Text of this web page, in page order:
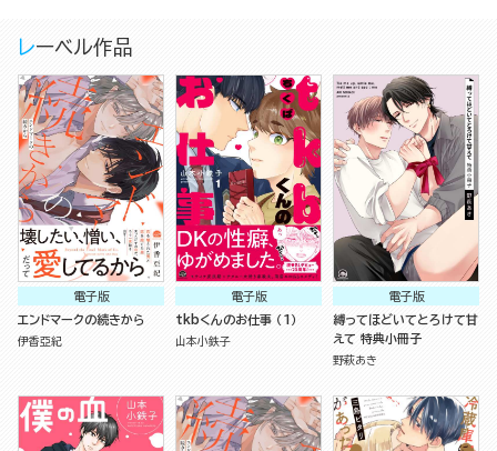
レーベル作品
電子版
エンドマークの続きから
伊香亞紀
電子版
tkbくんのお仕事 （1）
山本小鉄子
電子版
縛ってほどいてとろけて甘
えて 特典小冊子
野萩あき